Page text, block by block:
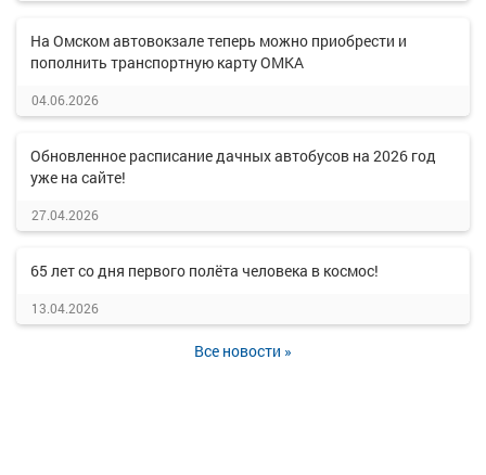
На Омском автовокзале теперь можно приобрести и
пополнить транспортную карту ОМКА
04.06.2026
Обновленное расписание дачных автобусов на 2026 год
уже на сайте!
27.04.2026
65 лет со дня первого полёта человека в космос!
13.04.2026
Все новости »